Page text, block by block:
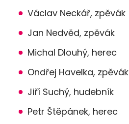
Václav Neckář, zpěvák
Jan Nedvěd, zpěvák
Michal Dlouhý, herec
Ondřej Havelka, zpěvák
Jiří Suchý, hudebník
Petr Štěpánek, herec